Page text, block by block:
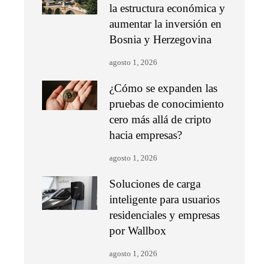
la estructura económica y
aumentar la inversión en
Bosnia y Herzegovina
agosto 1, 2026
¿Cómo se expanden las
pruebas de conocimiento
cero más allá de cripto
hacia empresas?
agosto 1, 2026
Soluciones de carga
inteligente para usuarios
residenciales y empresas
por Wallbox
agosto 1, 2026